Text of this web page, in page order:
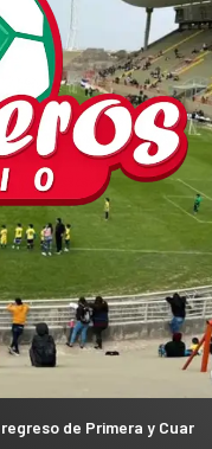
y Cuarta División